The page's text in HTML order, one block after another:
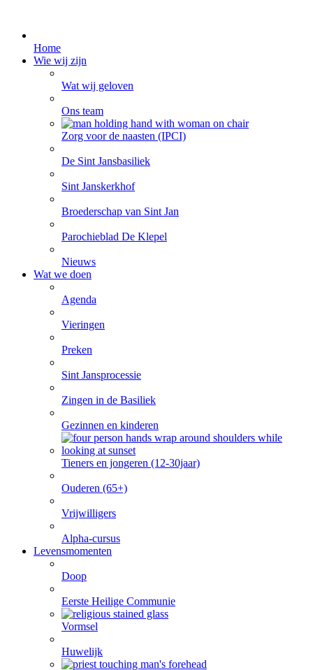
Home
Wie wij zijn
Wat wij geloven
Ons team
Zorg voor de naasten (IPCI)
De Sint Jansbasiliek
Sint Janskerkhof
Broederschap van Sint Jan
Parochieblad De Klepel
Nieuws
Wat we doen
Agenda
Vieringen
Preken
Sint Jansprocessie
Zingen in de Basiliek
Gezinnen en kinderen
Tieners en jongeren (12-30jaar)
Ouderen (65+)
Vrijwilligers
Alpha-cursus
Levensmomenten
Doop
Eerste Heilige Communie
Vormsel
Huwelijk